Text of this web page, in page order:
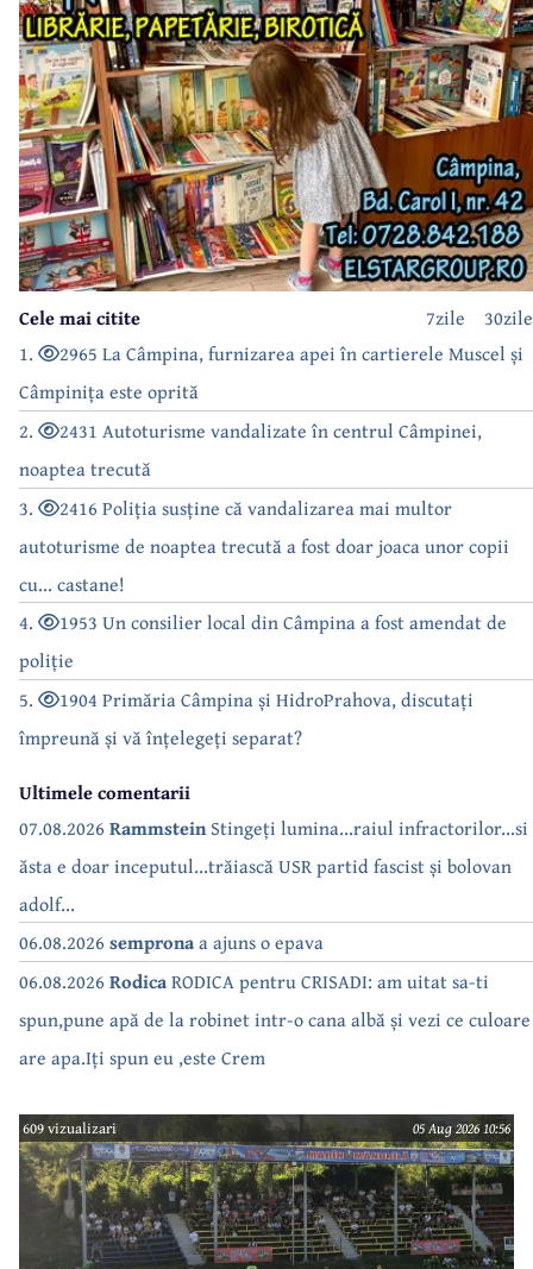
30zile
7zile
Cele mai citite
1.
2965 La Câmpina, furnizarea apei în cartierele Muscel și
Câmpinița este oprită
2.
2431 Autoturisme vandalizate în centrul Câmpinei,
noaptea trecută
3.
2416 Poliția susține că vandalizarea mai multor
autoturisme de noaptea trecută a fost doar joaca unor copii
cu... castane!
4.
1953 Un consilier local din Câmpina a fost amendat de
poliție
5.
1904 Primăria Câmpina și HidroPrahova, discutați
împreună și vă înțelegeți separat?
Ultimele comentarii
07.08.2026 RammsteinStingeți lumina...raiul infractorilor...si
ăsta e doar inceputul...trăiască USR partid fascist și bolovan
adolf...
06.08.2026 sempronaa ajuns o epava
06.08.2026 RodicaRODICA pentru CRISADI: am uitat sa-ti
spun,pune apă de la robinet intr-o cana albă și vezi ce culoare
are apa.Iți spun eu ,este Crem
609 vizualizari 05 Aug 2026 10:56